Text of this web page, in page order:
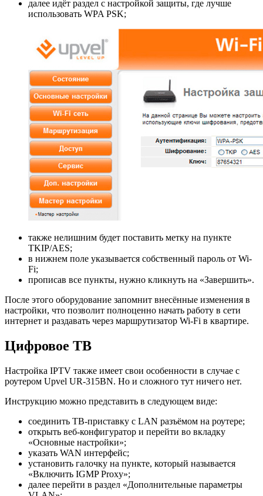
далее идёт раздел с настройкой защиты, где лучше
использовать WPA PSK;
также нелишним будет поставить метку на пункте
TKIP/AES;
в нижнем поле указывается собственный пароль от Wi-
Fi;
прописав все пункты, нужно кликнуть на «Завершить».
После этого оборудование запомнит внесённые изменения в
настройки, что позволит полноценно начать работу в сети
интернет и раздавать через маршрутизатор Wi-Fi в квартире.
Цифровое ТВ
Настройка IPTV также имеет свои особенности в случае с
роутером Upvel UR-315BN. Но и сложного тут ничего нет.
Инструкцию можно представить в следующем виде:
соединить ТВ-приставку с LAN разъёмом на роутере;
открыть веб-конфигуратор и перейти во вкладку
«Основные настройки»;
указать WAN интерфейс;
установить галочку на пункте, который называется
«Включить IGMP Proxy»;
далее перейти в раздел «Дополнительные параметры